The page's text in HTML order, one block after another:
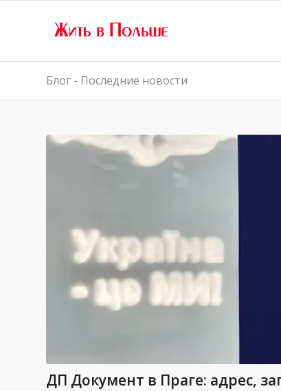
Блог - Последние новости
ДП Документ в Праге: адрес,